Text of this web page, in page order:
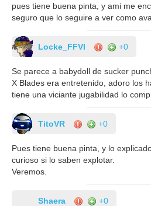
pues tiene buena pinta, y ami me
seguro que lo seguire a ver como
Locke_FFVI +0
Se parece a babydoll de sucker
X Blades era entretenido, adoro los
tiene una viciante jugabilidad lo
TitoVR +0
Pues tiene buena pinta, y lo
curioso si lo saben explotar.
Veremos.
Shaera +0